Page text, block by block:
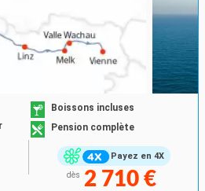
Payez en 4X
Boissons incluses
Pension complète
dès 2 710 €